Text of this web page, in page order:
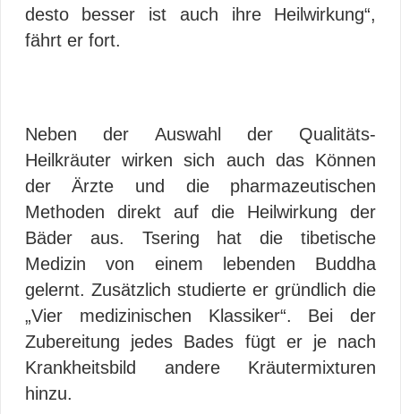
desto besser ist auch ihre Heilwirkung“,
fährt er fort.
Neben der Auswahl der Qualitäts-
Heilkräuter wirken sich auch das Können
der Ärzte und die pharmazeutischen
Methoden direkt auf die Heilwirkung der
Bäder aus. Tsering hat die tibetische
Medizin von einem lebenden Buddha
gelernt. Zusätzlich studierte er gründlich die
„Vier medizinischen Klassiker“. Bei der
Zubereitung jedes Bades fügt er je nach
Krankheitsbild andere Kräutermixturen
hinzu.